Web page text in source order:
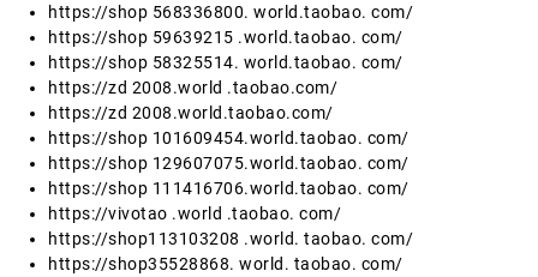
https://shop 568336800. world.taobao. com/
https://shop 59639215 .world.taobao. com/
https://shop 58325514. world.taobao. com/
https://zd 2008.world .taobao.com/
https://zd 2008.world.taobao.com/
https://shop 101609454.world.taobao. com/
https://shop 129607075.world.taobao. com/
https://shop 111416706.world.taobao. com/
https://vivotao .world .taobao. com/
https://shop113103208 .world. taobao. com/
https://shop35528868. world. taobao. com/